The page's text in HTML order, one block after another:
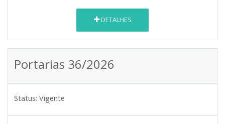
DETALHES
Portarias 36/2026
Status: Vigente